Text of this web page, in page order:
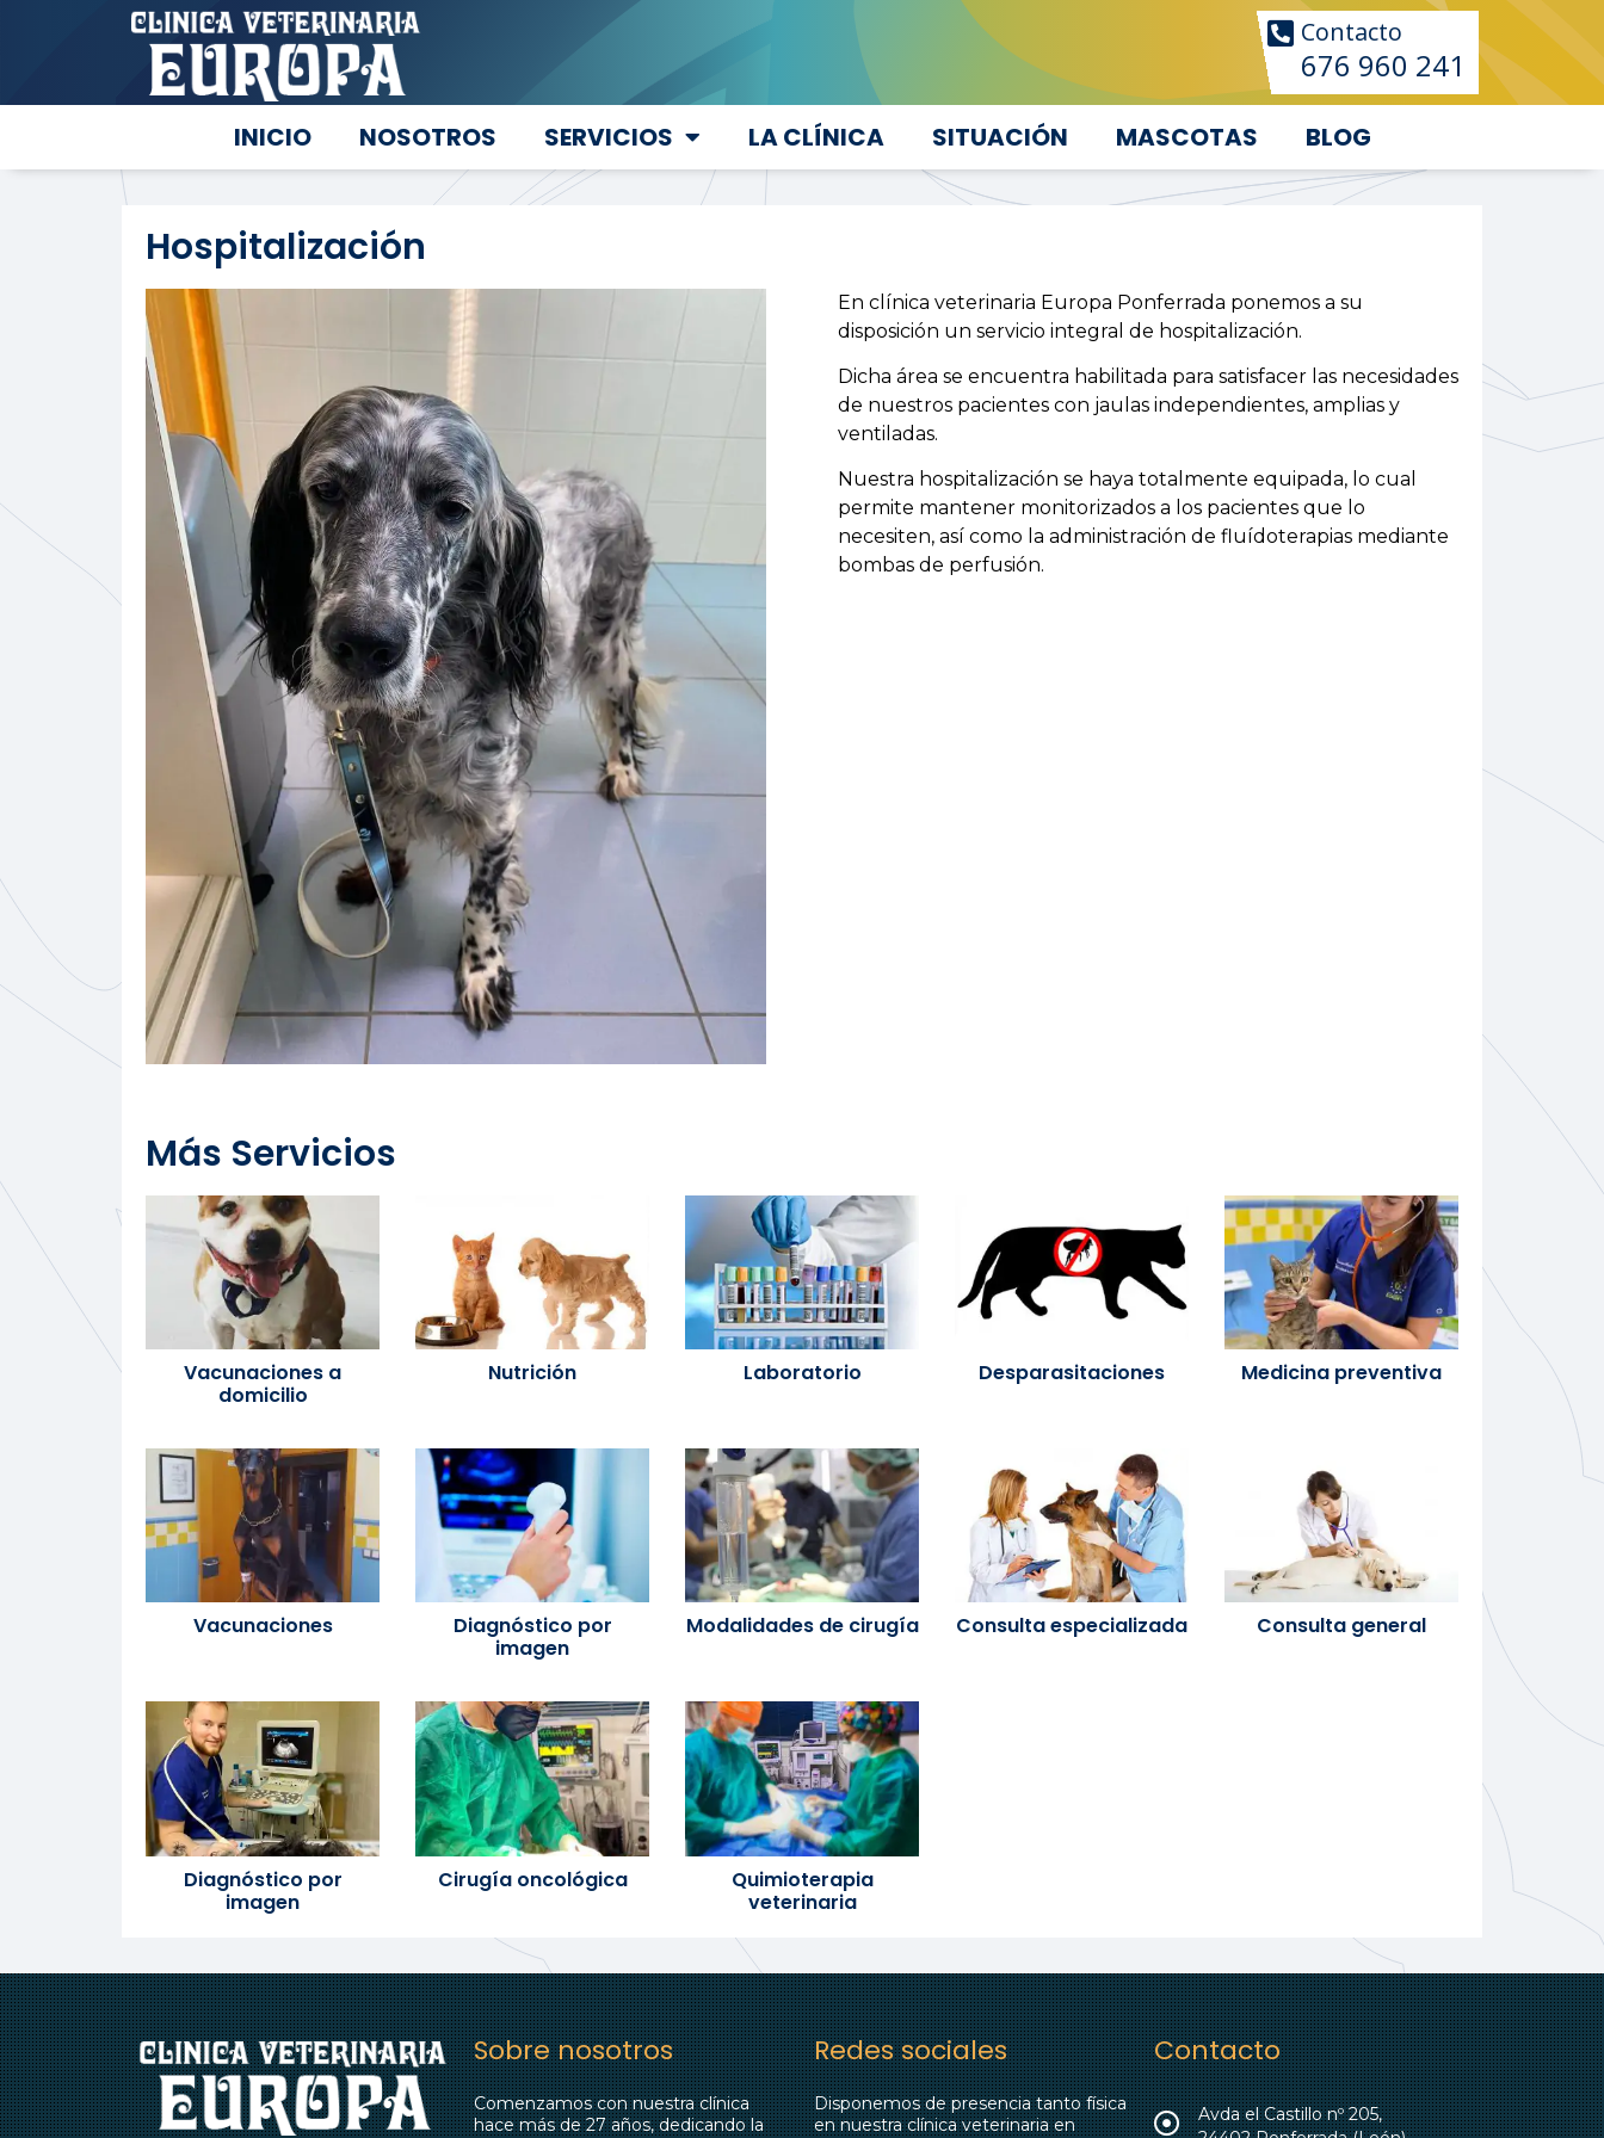
Contacto
676 960 241
INICIO NOSOTROS SERVICIOS LA CLÍNICA SITUACIÓN MASCOTAS BLOG
Hospitalización
En clínica veterinaria Europa Ponferrada ponemos a su
disposición un servicio integral de hospitalización.
Dicha área se encuentra habilitada para satisfacer las necesidades
de nuestros pacientes con jaulas independientes, amplias y
ventiladas.
Nuestra hospitalización se haya totalmente equipada, lo cual
permite mantener monitorizados a los pacientes que lo
necesiten, así como la administración de fluídoterapias mediante
bombas de perfusión.
Más Servicios
Vacunaciones a
domicilio
Nutrición Laboratorio Desparasitaciones Medicina preventiva
Vacunaciones
Diagnóstico por
imagen
Modalidades de cirugía Consulta especializada Consulta general
Diagnóstico por
imagen
Cirugía oncológica
Quimioterapia
veterinaria
Sobre nosotros
Comenzamos con nuestra clínica
hace más de 27 años, dedicando la
Redes sociales
Disponemos de presencia tanto física
en nuestra clínica veterinaria en
Contacto
Avda el Castillo nº 205,